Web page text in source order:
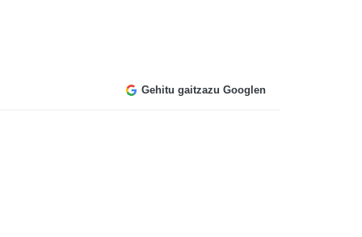
Gehitu gaitzazu Googlen